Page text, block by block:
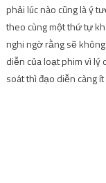
phải lúc nào cũng là ý
theo cùng một thứ tự
nghi ngờ rằng sẽ
diễn của loạt phim vì lý
soát thì đạo diễn càng